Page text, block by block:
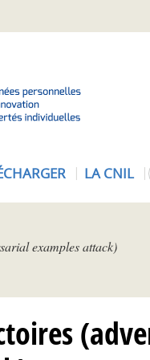
N
LA CNIL
examples attack)